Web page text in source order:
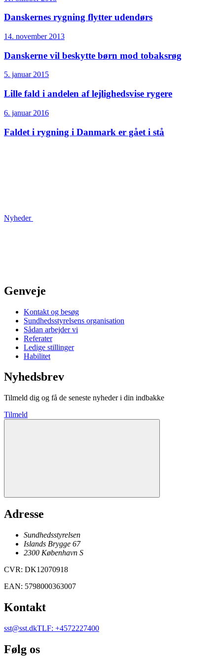
Danskernes rygning flytter udendørs
14. november 2013
Danskerne vil beskytte børn mod tobaksrøg
5. januar 2015
Lille fald i andelen af lejlighedsvise rygere
6. januar 2016
Faldet i rygning i Danmark er gået i stå
Nyheder
Genveje
Kontakt og besøg
Sundhedsstyrelsens organisation
Sådan arbejder vi
Referater
Ledige stillinger
Habilitet
Nyhedsbrev
Tilmeld dig og få de seneste nyheder i din indbakke
Tilmeld
Adresse
Sundhedsstyrelsen
Islands Brygge 67
2300 København S
CVR: DK12070918
EAN: 5798000363007
Kontakt
sst@sst.dkTLF: +4572227400
Følg os